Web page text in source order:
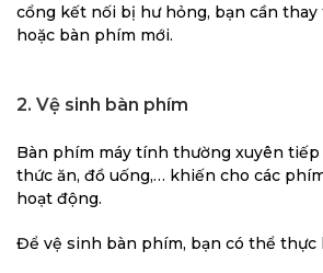
cổng kết nối bị hư hỏng, bạn cần
hoặc bàn phím mới.
2. Vệ sinh bàn phím
Bàn phím máy tính thường xuyên tiếp
thức ăn, đồ uống,… khiến cho các
hoạt động.
Để vệ sinh bàn phím, bạn có thể thực